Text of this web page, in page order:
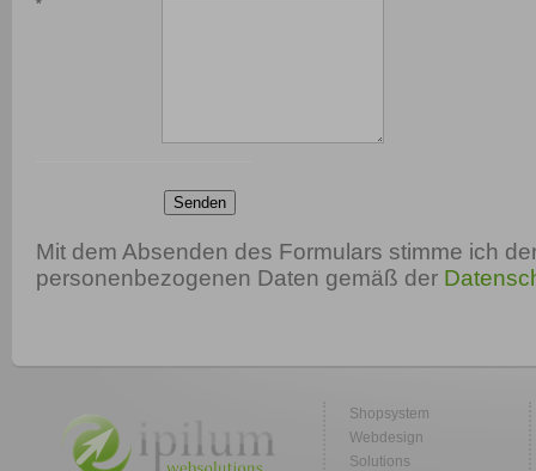
*
Senden
Mit dem Absenden des Formulars stimme ich
personenbezogenen Daten gemäß der
Shopsystem
Webdesign
Solutions